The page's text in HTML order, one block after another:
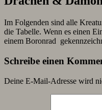
Im Folgenden sind alle
die Tabelle. Wenn es einen
einem Boronrad
Schreibe einen
Deine E-Mail-Adresse wird